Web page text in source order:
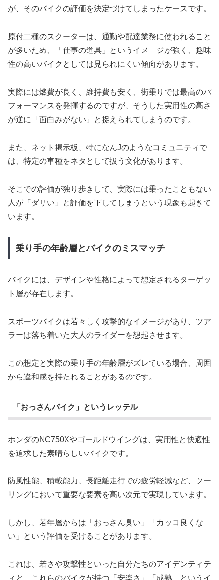
が、そのバイクの評価を決定づけてしまったケースです。
原付二種のスクーターは、通勤や配達業務に使われること
が多いため、「仕事の道具」というイメージが強く、趣味
性の高いバイクとしては見られにくい傾向があります。
実際には燃費が良く、維持費も安く、街乗りでは最高のパ
フォーマンスを発揮するのですが、そうした実用性の高さ
が逆に「面白みがない」と捉えられてしまうのです。
また、ネット掲示板、特になんJのようなコミュニティで
は、特定の車種をネタとして扱う文化があります。
そこでの評価が独り歩きして、実際には乗ったこともない
人が「ダサい」と評価を下してしまうという現象も起きて
います。
乗り手の年齢層とバイクのミスマッチ
バイクには、デザインや性格によって想定されるターゲッ
ト層が存在します。
スポーツバイクは若々しく攻撃的なイメージがあり、ツア
ラーは落ち着いた大人のライダーを想起させます。
この想定と実際の乗り手の年齢層がズレている場合、周囲
から違和感を持たれることがあるのです。
「おっさんバイク」というレッテル
ホンダのNC750Xやゴールドウイングは、実用性と快適性
を追求した素晴らしいバイクです。
防風性能、積載能力、長距離走行での疲労軽減など、ツー
リングにおいて重要な要素を高い次元で実現しています。
しかし、若年層からは「おっさん臭い」「カッコ良くな
い」という評価を受けることがあります。
これは、若さや攻撃性といった自分たちのアイデンティテ
ィと、これらのバイクが持つ「安楽さ」「成熟」というイ